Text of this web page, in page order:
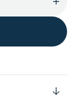
for
CD)